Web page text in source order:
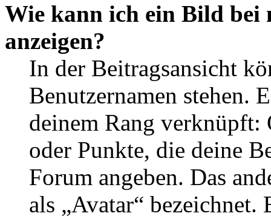
Wie kann ich ein Bild bei
anzeigen?
In der Beitragsansicht
Benutzernamen stehen.
deinem Rang verknüpft:
oder Punkte, die deine
Forum angeben. Das
als „Avatar“